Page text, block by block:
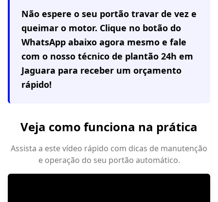
Não espere o seu portão travar de vez e
queimar o motor. Clique no botão do
WhatsApp abaixo agora mesmo e fale
com o nosso técnico de plantão 24h em
Jaguara para receber um orçamento
rápido!
Veja como funciona na prática
Assista a este vídeo rápido com dicas de manutenção
e operação do seu portão automático.